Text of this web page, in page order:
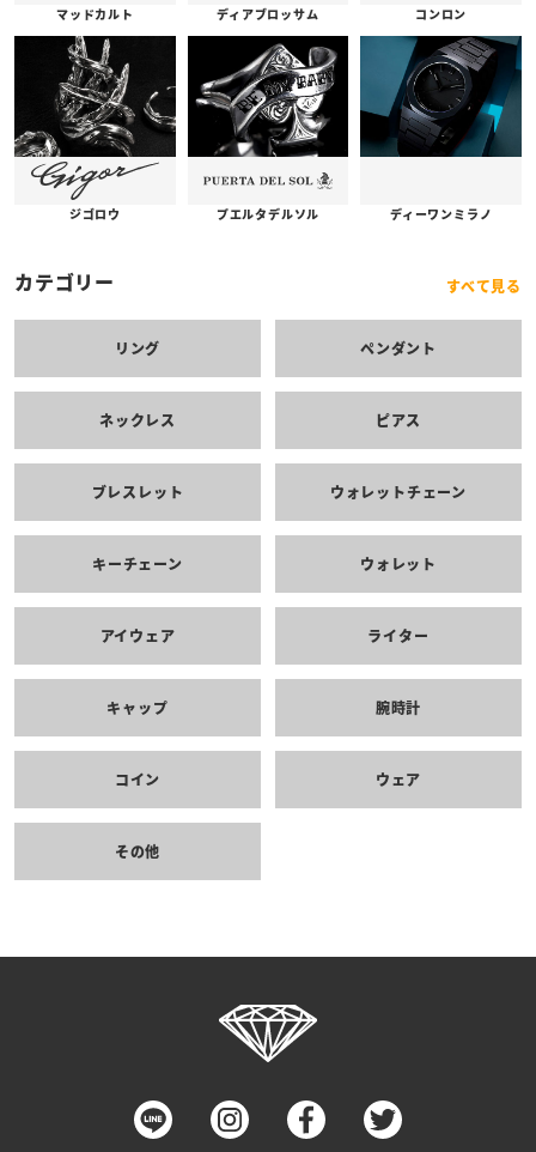
マッドカルト ディアブロッサム コンロン
ジゴロウ プエルタデルソル ディーワンミラノ
カテゴリー すべて見る
リング ペンダント
ネックレス ピアス
ブレスレット ウォレットチェーン
キーチェーン ウォレット
アイウェア ライター
キャップ 腕時計
コイン ウェア
その他